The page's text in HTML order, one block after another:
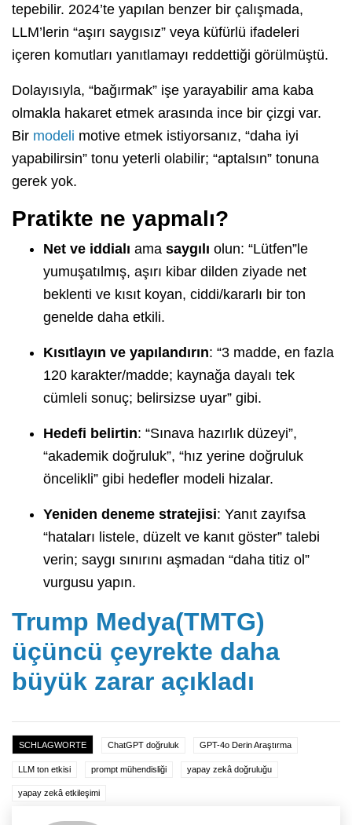
tepebilir. 2024’te yapılan benzer bir çalışmada,
LLM’lerin “aşırı saygısız” veya küfürlü ifadeleri
içeren komutları yanıtlamayı reddettiği görülmüştü.
Dolayısıyla, “bağırmak” işe yarayabilir ama kaba
olmakla hakaret etmek arasında ince bir çizgi var.
Bir modeli motive etmek istiyorsanız, “daha iyi
yapabilirsin” tonu yeterli olabilir; “aptalsın” tonuna
gerek yok.
Pratikte ne yapmalı?
Net ve iddialı ama saygılı olun: “Lütfen”le
yumuşatılmış, aşırı kibar dilden ziyade net
beklenti ve kısıt koyan, ciddi/kararlı bir ton
genelde daha etkili.
Kısıtlayın ve yapılandırın: “3 madde, en fazla
120 karakter/madde; kaynağa dayalı tek
cümleli sonuç; belirsizse uyar” gibi.
Hedefi belirtin: “Sınava hazırlık düzeyi”,
“akademik doğruluk”, “hız yerine doğruluk
öncelikli” gibi hedefler modeli hizalar.
Yeniden deneme stratejisi: Yanıt zayıfsa
“hataları listele, düzelt ve kanıt göster” talebi
verin; saygı sınırını aşmadan “daha titiz ol”
vurgusu yapın.
Trump Medya(TMTG)
üçüncü çeyrekte daha
büyük zarar açıkladı
SCHLAGWORTE ChatGPT doğruluk GPT-4o Derin Araştırma
LLM ton etkisi prompt mühendisliği yapay zekâ doğruluğu
yapay zekâ etkileşimi